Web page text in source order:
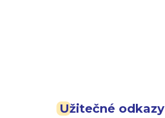
Užitečné odkazy